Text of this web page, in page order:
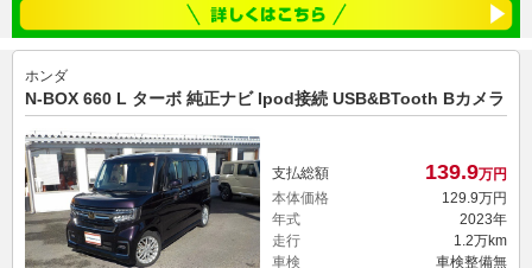
ホンダ
N-BOX 660 L ターボ 純正ナビ Ipod接続 USB&BTooth Bカメラ
支払総額 139.9万円
本体価格
129. 9万円
年式
2023年
走行
1.2万km
車検
車検整備無